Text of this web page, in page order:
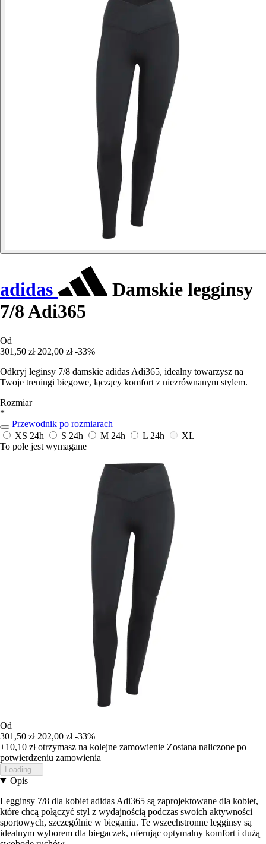
adidas
Damskie legginsy
7/8 Adi365
Od
301,50 zł 202,00 zł -33%
Odkryj leginsy 7/8 damskie adidas Adi365, idealny towarzysz na
Twoje treningi biegowe, łączący komfort z niezrównanym stylem.
Rozmiar
*
Przewodnik po rozmiarach
XS 24h S 24h M 24h L 24h
XL
To pole jest wymagane
Od
301,50 zł 202,00 zł -33%
+10,10 złotrzymasz na kolejne zamowienie Zostana naliczone po
potwierdzeniu zamowienia
Loading...
Opis
Legginsy 7/8 dla kobiet adidas Adi365 są zaprojektowane dla kobiet,
które chcą połączyć styl z wydajnością podczas swoich aktywności
sportowych, szczególnie w bieganiu. Te wszechstronne legginsy są
idealnym wyborem dla biegaczek, oferując optymalny komfort i dużą